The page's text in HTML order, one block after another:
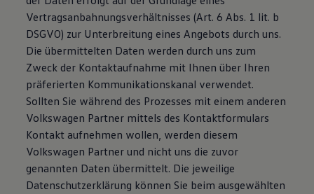
Magazin
Lifestyle
Transport
Familie
Elektromobilität
Volkswagen R
Pannen- und Unfallhilfe
Volkswagen Kundenbetreuung
Vertragsanbahnungsverhältnisses (Art. 6 Abs. 1 lit. b
DSGVO) zur Unterbreitung eines Angebots durch uns.
Die übermittelten Daten werden durch uns zum
Zweck der Kontaktaufnahme mit Ihnen über Ihren
präferierten Kommunikationskanal verwendet.
Sollten Sie während des Prozesses mit einem anderen
Volkswagen Partner mittels des Kontaktformulars
Kontakt aufnehmen wollen, werden diesem
Volkswagen Partner und nicht uns die zuvor
genannten Daten übermittelt. Die jeweilige
Datenschutzerklärung können Sie beim ausgewählten